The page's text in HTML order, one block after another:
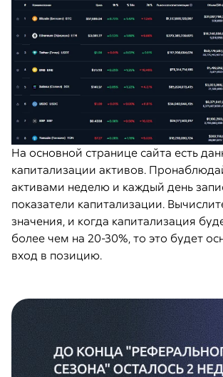
На основной странице сайта есть
капитализации активов.
активами неделю и каждый день
показатели капитализации.
значения, и когда капитализация
более чем на 20-30%, то это будет
вход в позицию.